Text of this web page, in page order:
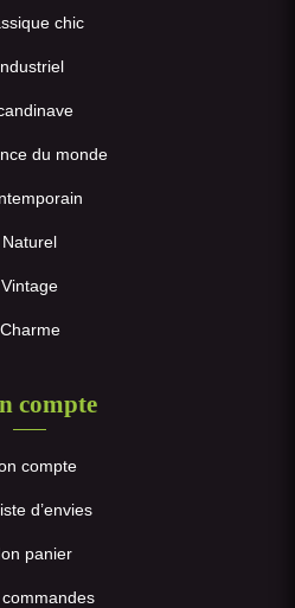
chic
du monde
Naturel
Vintage
Charme
compte
compte
d’envies
panier